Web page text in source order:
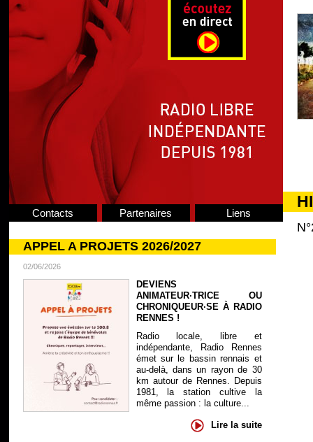
Contacts Partenaires Liens
APPEL A PROJETS 2026/2027
02/06/2026
DEVIENS
ANIMATEUR·TRICE OU
CHRONIQUEUR·SE À RADIO
RENNES !
Radio locale, libre et
indépendante, Radio Rennes
émet sur le bassin rennais et
au-delà, dans un rayon de 30
km autour de Rennes. Depuis
1981, la station cultive la
même passion : la culture...
Lire la suite